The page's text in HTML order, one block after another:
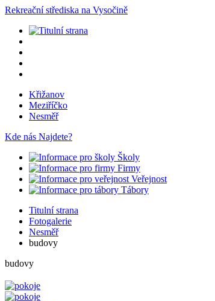
Rekreační střediska na Vysočině
Křižanov
Meziříčko
Nesměř
Kde nás Najdete?
Školy
Firmy
Veřejnost
Tábory
Titulní strana
Fotogalerie
Nesměř
budovy
budovy